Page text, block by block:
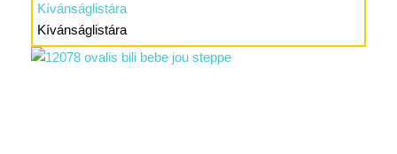
Kívánságlistára
Kívánságlistára